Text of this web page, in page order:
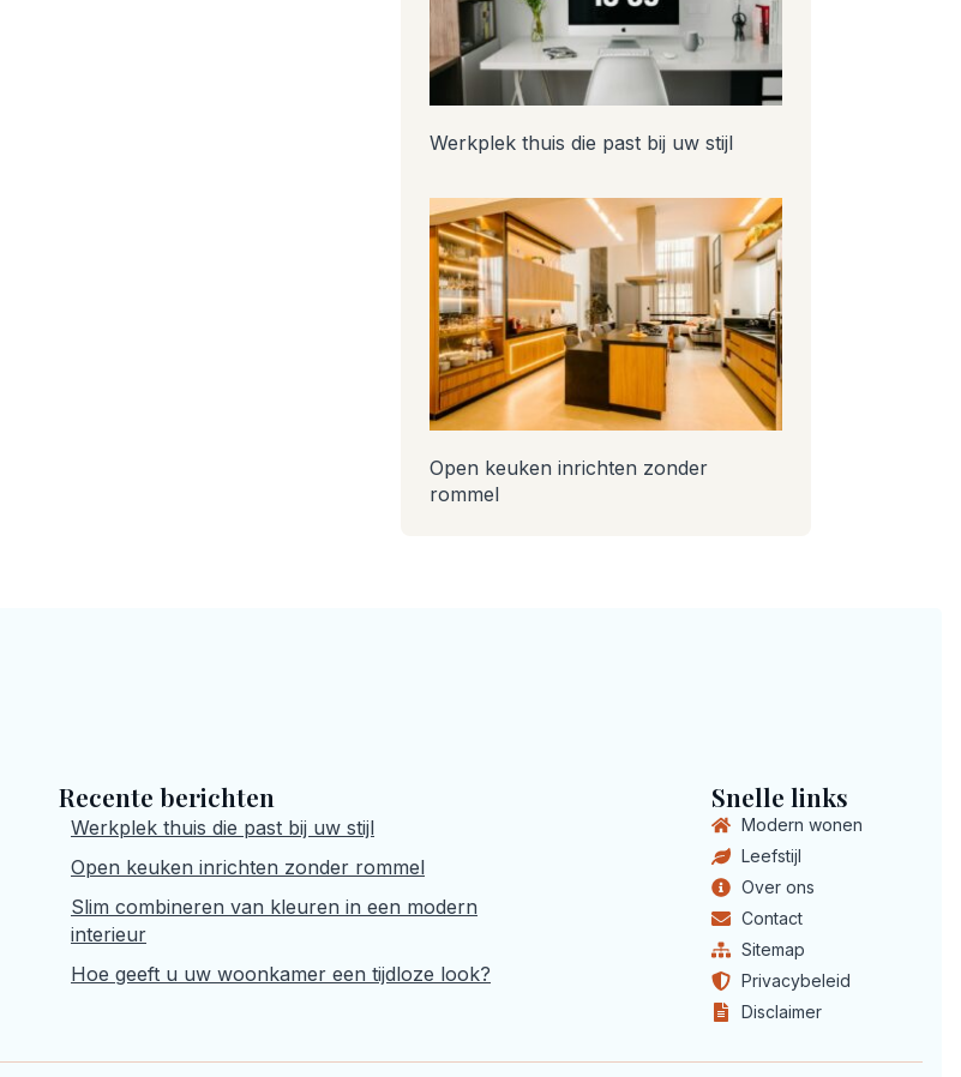
Werkplek thuis die past bij uw stijl
Open keuken inrichten zonder
rommel
Recente berichten
Werkplek thuis die past bij uw stijl
Open keuken inrichten zonder rommel
Slim combineren van kleuren in een modern
interieur
Hoe geeft u uw woonkamer een tijdloze look?
Snelle links
Modern wonen
Leefstijl
Over ons
Contact
Sitemap
Privacybeleid
Disclaimer